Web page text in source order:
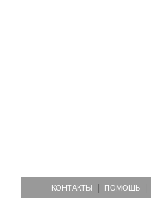
КОНТАКТЫ ПОМОЩЬ